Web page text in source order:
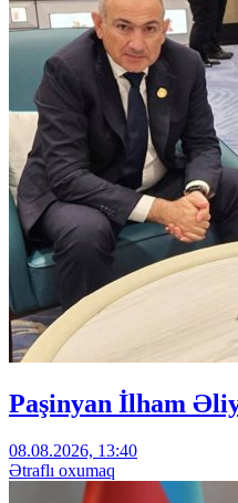
Paşinyan İlham
08.08.2026, 13:40
Ətraflı oxumaq